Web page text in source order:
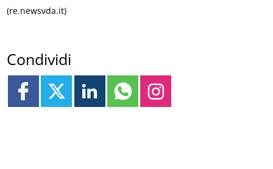
(re.newsvda.it)
Condividi